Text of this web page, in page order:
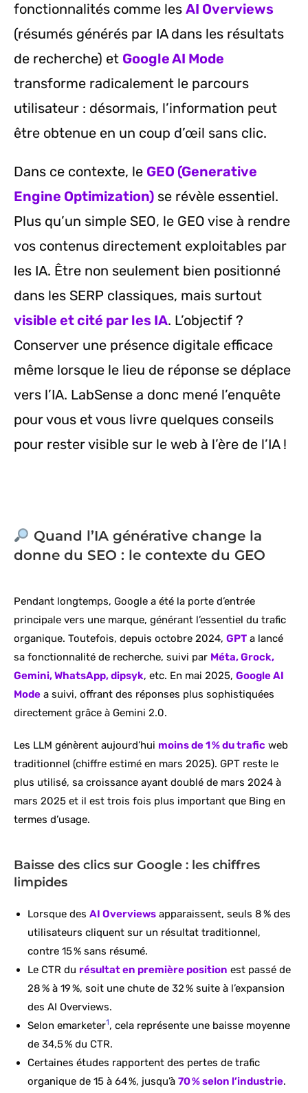
fonctionnalités comme les AI Overviews
(résumés générés par IA dans les résultats
de recherche) et Google AI Mode
transforme radicalement le parcours
utilisateur : désormais, l’information peut
être obtenue en un coup d’œil sans clic.
Dans ce contexte, le GEO (Generative
Engine Optimization) se révèle essentiel.
Plus qu’un simple SEO, le GEO vise à rendre
vos contenus directement exploitables par
les IA. Être non seulement bien positionné
dans les SERP classiques, mais surtout
visible et cité par les IA. L’objectif ?
Conserver une présence digitale efficace
même lorsque le lieu de réponse se déplace
vers l’IA. LabSense a donc mené l’enquête
pour vous et vous livre quelques conseils
pour rester visible sur le web à l’ère de l’IA !
Quand l’IA générative change la
donne du SEO : le contexte du GEO
Pendant longtemps, Google a été la porte d’entrée
principale vers une marque, générant l’essentiel du trafic
organique. Toutefois, depuis octobre 2024, GPT a lancé
sa fonctionnalité de recherche, suivi par Méta, Grock,
Gemini, WhatsApp, dipsyk, etc. En mai 2025, Google AI
Mode a suivi, offrant des réponses plus sophistiquées
directement grâce à Gemini 2.0.
Les LLM génèrent aujourd’hui moins de 1 % du trafic web
traditionnel (chiffre estimé en mars 2025). GPT reste le
plus utilisé, sa croissance ayant doublé de mars 2024 à
mars 2025 et il est trois fois plus important que Bing en
termes d’usage.
Baisse des clics sur Google : les chiffres
limpides
Lorsque des AI Overviews apparaissent, seuls 8 % des
utilisateurs cliquent sur un résultat traditionnel,
contre 15 % sans résumé.
Le CTR du résultat en première position est passé de
28 % à 19 %, soit une chute de 32 % suite à l’expansion
des AI Overviews.
Selon emarketer1, cela représente une baisse moyenne
de 34,5 % du CTR.
Certaines études rapportent des pertes de trafic
organique de 15 à 64 %, jusqu’à 70 % selon l’industrie.